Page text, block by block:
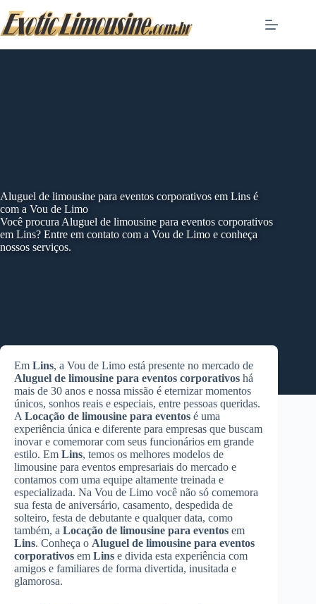
to
content
Aluguel de limousine para eventos corporativos em Lins é
com a Vou de Limo
Você procura Aluguel de limousine para eventos corporativos
em Lins? Entre em contato com a Vou de Limo e conheça
nossos serviços.
Em Lins, a Vou de Limo está presente no mercado de
Aluguel de limousine para eventos corporativos há
mais de 30 anos e nossa missão é eternizar momentos
únicos, sonhos reais e especiais, entre pessoas queridas.
A Locação de limousine para eventos é uma
experiência única e diferente para empresas que buscam
inovar e comemorar com seus funcionários em grande
estilo. Em Lins, temos os melhores modelos de
limousine para eventos empresariais do mercado e
contamos com uma equipe altamente treinada e
especializada. Na Vou de Limo você não só comemora
sua festa de aniversário, casamento, despedida de
solteiro, festa de debutante e qualquer data, como
também, a Locação de limousine para eventos em
Lins. Conheça o Aluguel de limousine para eventos
corporativos em Lins e divida esta experiência com
amigos e familiares de forma divertida, inusitada e
glamorosa.